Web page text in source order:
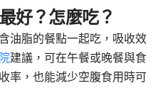
好？怎麼吃？
油脂的餐點一起吃，吸收效
建議，可在午餐或晚餐與食
率，也能減少空腹食用時可